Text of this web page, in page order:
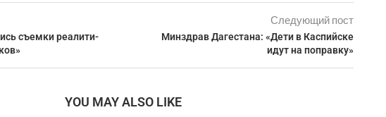
съемки реалити-
Следующий пост
Минздрав Дагестана: «Дети в Каспийске
идут на поправку»
YOU MAY ALSO LIKE